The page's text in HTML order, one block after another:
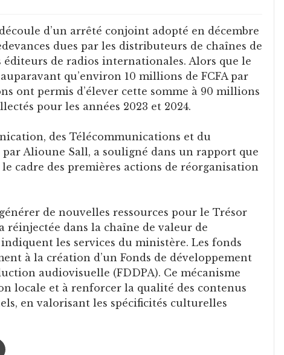
d’un arrêté conjoint adopté en décembre
dues par les distributeurs de chaînes de
de radios internationales. Alors que le
qu’environ 10 millions de FCFA par
ont permis d’élever cette somme à 90 millions
pour les années 2023 et 2024.
des Télécommunications et du
Alioune Sall, a souligné dans un rapport que
cadre des premières actions de réorganisation
de nouvelles ressources pour le Trésor
réinjectée dans la chaîne de valeur de
les services du ministère. Les fonds
à la création d’un Fonds de développement
audiovisuelle (FDDPA). Ce mécanisme
locale et à renforcer la qualité des contenus
en valorisant les spécificités culturelles